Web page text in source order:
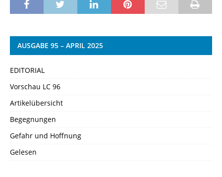
AUSGABE 95 – APRIL 2025
EDITORIAL
Vorschau LC 96
Artikelübersicht
Begegnungen
Gefahr und Hoffnung
Gelesen